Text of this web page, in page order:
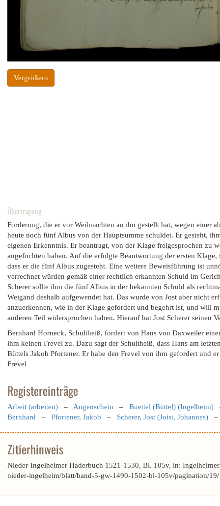
Vergrößern
Übertragung
Forderung, die er vor Weihnachten an ihn gestellt hat, wegen einer
heute noch fünf Albus von der Hauptsumme schuldet. Er gesteht,
eigenen Erkenntnis. Er beantragt, von der Klage freigesprochen zu
angefochten haben. Auf die erfolgte Beantwortung der ersten
dass er die fünf Albus zugesteht. Eine weitere Beweisführung ist
verrechnet würden gemäß einer rechtlich erkannten Schuld im
Scherer sollte ihm die fünf Albus in der bekannten Schuld als
Weigand deshalb aufgewendet hat. Das wurde von Jost aber nicht
anzuerkennen, wie in der Klage gefordert und begehrt ist, und will
anderen Teil widersprochen haben. Hierauf hat Jost Scherer seinen
Bernhard Horneck, Schultheiß, fordert von Hans von Daxweiler
ihm keinen Frevel zu. Dazu sagt der Schultheiß, dass Hans am
Büttels Jakob Pfortener. Er habe den Frevel von ihm gefordert und
Frevel
Registereinträge
Arbeit (arbeiten) – Augenschein – Buettel (Büttel) (Ingelheim)
Bernhard – Pfortener, Jakob – Scherer, Jost (Joist, Johannes)
Zitierhinweis
Nieder-Ingelheimer Haderbuch 1521-1530, Bl. 105v, in:
nieder-ingelheim/blatt/band-5-gw-1490-1502-bl-105v/pagination/